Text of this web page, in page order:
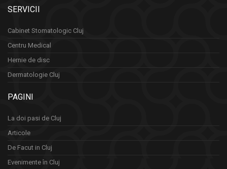
SERVICII
Cabinet Stomatologic Cluj
Centru Medical
Hernie de disc
Dermatologie Cluj
PAGINI
La doi pasi de Cluj
Articole
De Facut in Cluj
Evenimente în Cluj